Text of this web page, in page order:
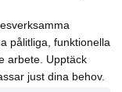
pålitliga, funktionella
arbete. Upptäck
just dina behov.